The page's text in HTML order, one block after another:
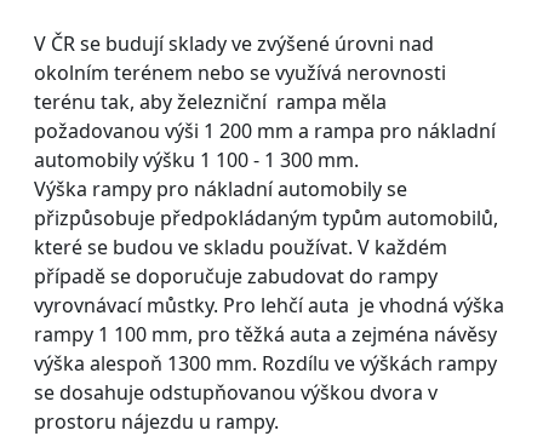
V ČR se budují sklady ve zvýšené úrovni nad
okolním terénem nebo se využívá nerovnosti
terénu tak, aby železniční rampa měla
požadovanou výši 1 200 mm a rampa pro nákladní
automobily výšku 1 100 - 1 300 mm.
Výška rampy pro nákladní automobily se
přizpůsobuje předpokládaným typům automobilů,
které se budou ve skladu používat. V každém
případě se doporučuje zabudovat do rampy
vyrovnávací můstky. Pro lehčí auta je vhodná výška
rampy 1 100 mm, pro těžká auta a zejména návěsy
výška alespoň 1300 mm. Rozdílu ve výškách rampy
se dosahuje odstupňovanou výškou dvora v
prostoru nájezdu u rampy.